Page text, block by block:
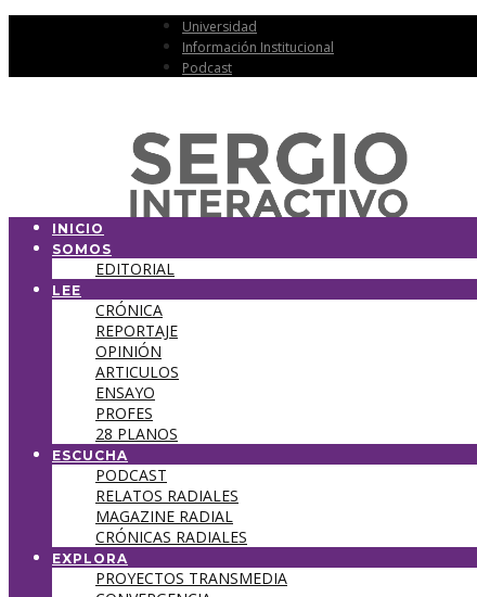
Universidad
Información Institucional
Podcast
INICIO
SOMOS
EDITORIAL
LEE
CRÓNICA
REPORTAJE
OPINIÓN
ARTICULOS
ENSAYO
PROFES
28 PLANOS
ESCUCHA
PODCAST
RELATOS RADIALES
MAGAZINE RADIAL
CRÓNICAS RADIALES
EXPLORA
PROYECTOS TRANSMEDIA